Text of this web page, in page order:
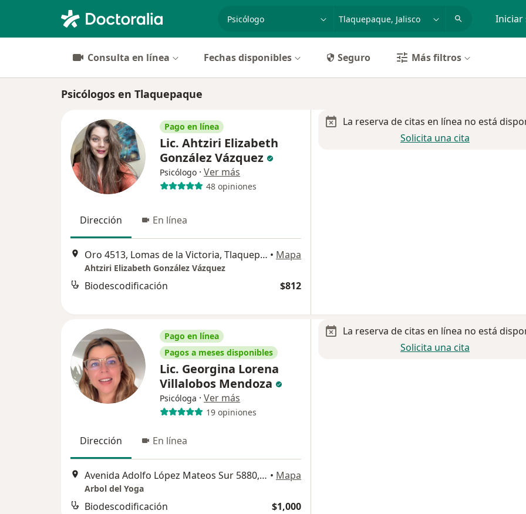
especialidad, enfermedad o nombre Iniciar
Consulta en línea Fechas disponibles Seguro Más filtros
Psicólogos en Tlaquepaque
Pago en línea
Lic. Ahtziri Elizabeth
González Vázquez
Psicólogo · Ver más
48 opiniones
Dirección En línea
Oro 4513, Lomas de la Victoria, Tlaquepaque, Jalisco, México., Tlaquepaque • Mapa
Ahtziri Elizabeth González Vázquez
Biodescodificación $812
La reserva de citas en línea no está
Solicita una cita
Pago en línea
Pagos a meses disponibles
Lic. Georgina Lorena
Villalobos Mendoza
Psicóloga · Ver más
19 opiniones
Dirección En línea
Avenida Adolfo López Mateos Sur 5880, Guadalajara • Mapa
Arbol del Yoga
Biodescodificación $1,000
La reserva de citas en línea no está
Solicita una cita